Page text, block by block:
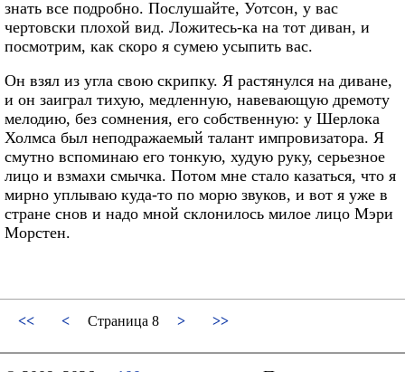
знать все подробно. Послушайте, Уотсон, у вас
чертовски плохой вид. Ложитесь-ка на тот диван, и
посмотрим, как скоро я сумею усыпить вас.
Он взял из угла свою скрипку. Я растянулся на диване,
и он заиграл тихую, медленную, навевающую дремоту
мелодию, без сомнения, его собственную: у Шерлока
Холмса был неподражаемый талант импровизатора. Я
смутно вспоминаю его тонкую, худую руку, серьезное
лицо и взмахи смычка. Потом мне стало казаться, что я
мирно уплываю куда-то по морю звуков, и вот я уже в
стране снов и надо мной склонилось милое лицо Мэри
Морстен.
<< < Страница 8 > >>